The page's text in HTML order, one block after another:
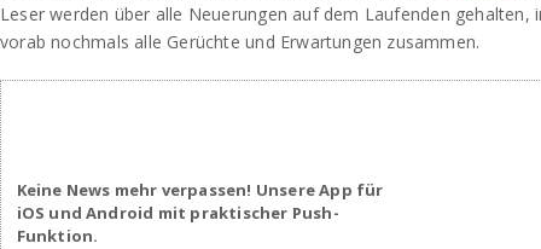
Leser werden über alle Neuerungen auf dem Laufenden gehalten,
vorab nochmals alle Gerüchte und Erwartungen zusammen.
Keine News mehr verpassen! Unsere App für
iOS und Android mit praktischer Push-
Funktion.